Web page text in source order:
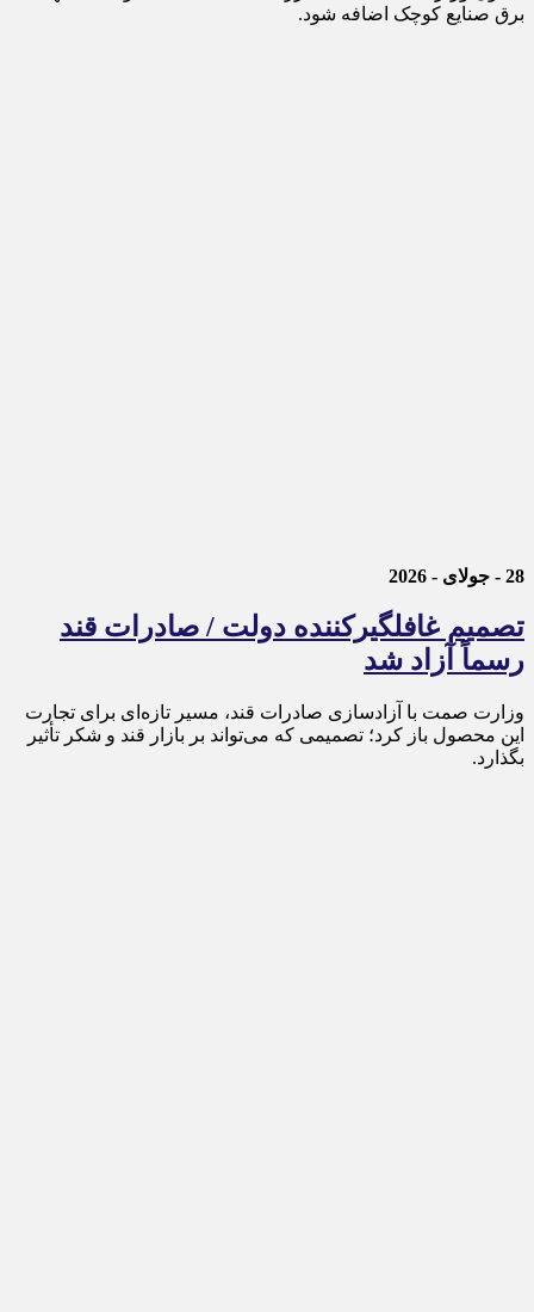
برق صنایع کوچک اضافه شود.
28 - جولای - 2026
تصمیم غافلگیرکننده دولت / صادرات قند
رسماً آزاد شد
وزارت صمت با آزادسازی صادرات قند، مسیر تازه‌ای برای تجارت
این محصول باز کرد؛ تصمیمی که می‌تواند بر بازار قند و شکر تأثیر
بگذارد.